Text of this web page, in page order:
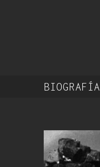
BIOGRAFÍA